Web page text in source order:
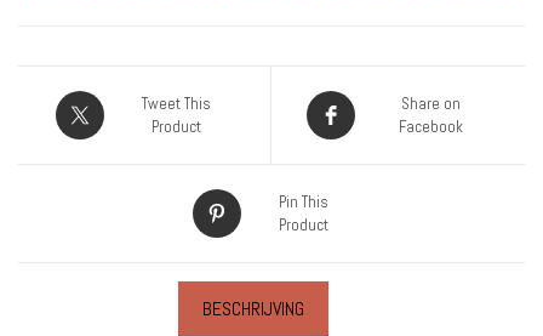
Tweet This
Product
Share on
Facebook
Pin This
Product
BESCHRIJVING